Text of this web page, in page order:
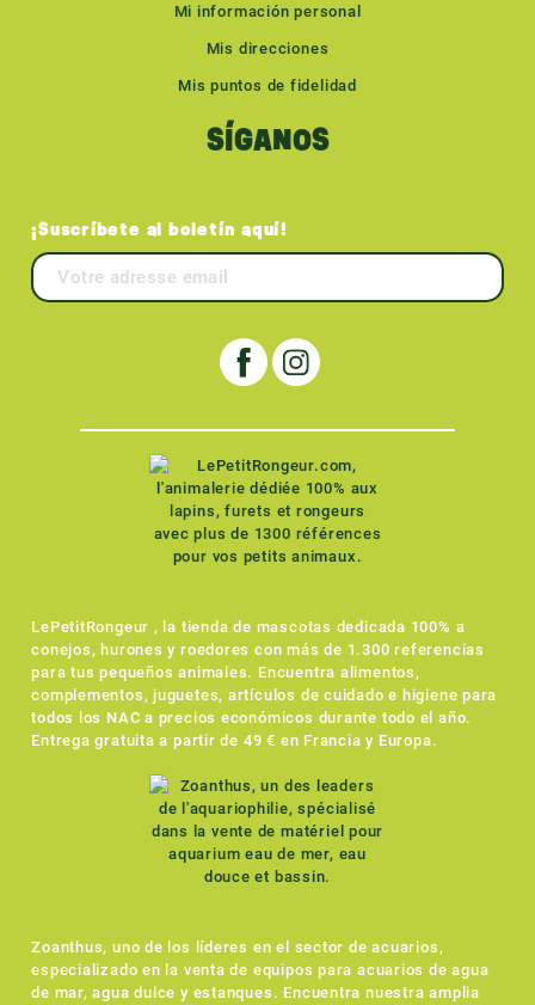
Mi información personal
Mis direcciones
Mis puntos de fidelidad
SÍGANOS
¡Suscríbete al boletín aquí!
LePetitRongeur , la tienda de mascotas dedicada 100% a
conejos, hurones y roedores con más de 1.300 referencias
para tus pequeños animales. Encuentra alimentos,
complementos, juguetes, artículos de cuidado e higiene para
todos los NAC a precios económicos durante todo el año.
Entrega gratuita a partir de 49 € en Francia y Europa.
Zoanthus, uno de los líderes en el sector de acuarios,
especializado en la venta de equipos para acuarios de agua
de mar, agua dulce y estanques. Encuentra nuestra amplia